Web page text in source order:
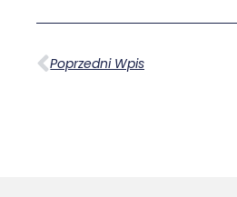
Poprzedni Wpis